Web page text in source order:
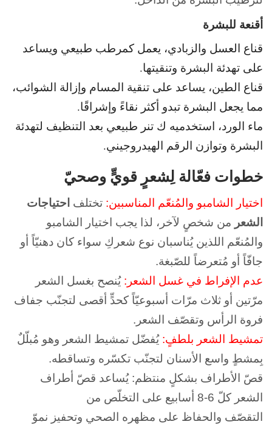
أقنعة للبشرة
قناع العسل والزبادي، يعمل كمرطب طبيعي ويساعد
على تهدئة البشرة وتنقيتها.
قناع الطين، يساعد على تنقية المسام وإزالة الشوائب،
مما يجعل البشرة تبدو أكثر نقاءً وإشراقًا.
ماء الورد، استخدميه ك تنر طبيعي بعد التنظيف لتهدئة
البشرة وتوازن الرقم الهيدروجيني.
خطوات فعّالة لِشعرٍ قويٍّ وصحيّ
اختيار الشامبو والمُنعّم المناسبين: تختلف احتياجات
الشعر من شخصٍ لآخر، لذا يجب اختيار الشامبو
والمُنعّم اللذين يُناسبان نوع شعركِ سواء كان دهنيّاً أو
جافّاً أو مُتعرضاً للصّبغة.
عدم الإفراط في غسل الشعر: يُنصح بغسل الشعر
مرّتين أو ثلاث مرّات أسبوعيّاً كحدٍّ أقصى لتجنّب جفاف
فروة الرأس وتقصّف الشعر.
تمشيط الشعر بلطفٍ: يُفضّل تمشيط الشعر وهو مُبلّلٌ
بِمشطٍ واسع الأسنان لتجنّب تكسّره وتساقطه.
قصّ الأطراف بشكلٍ منتظم: يُساعد قصّ أطراف
الشعر كلّ 6-8 أسابيع على التخلّص من
التقصّف والحفاظ على مظهره الصحي وتحفيز نموّ